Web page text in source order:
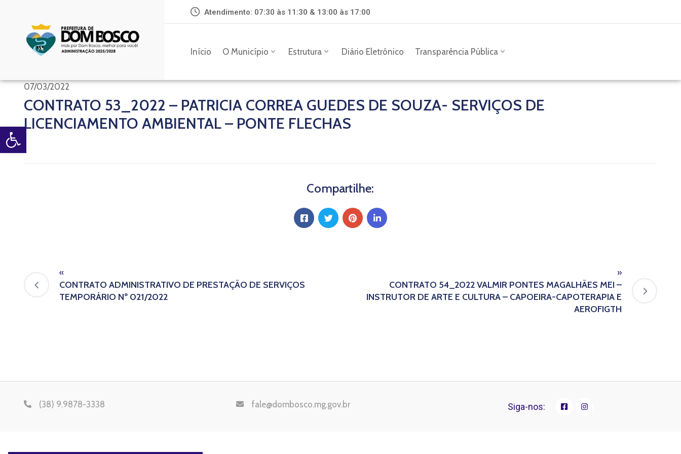
Open toolbar
Atendimento: 07:30 às 11:30 & 13:00 às 17:00
Início O Município Estrutura Diário Eletrônico Transparência Pública
07/03/2022
CONTRATO 53_2022 – PATRICIA CORREA GUEDES DE SOUZA- SERVIÇOS DE
LICENCIAMENTO AMBIENTAL – PONTE FLECHAS
Compartilhe:
«
CONTRATO ADMINISTRATIVO DE PRESTAÇÃO DE SERVIÇOS
TEMPORÁRIO Nº 021/2022
»
CONTRATO 54_2022 VALMIR PONTES MAGALHÃES MEI –
INSTRUTOR DE ARTE E CULTURA – CAPOEIRA-CAPOTERAPIA E
AEROFIGTH
(38) 9.9878-3338 fale@dombosco.mg.gov.br Siga-nos: